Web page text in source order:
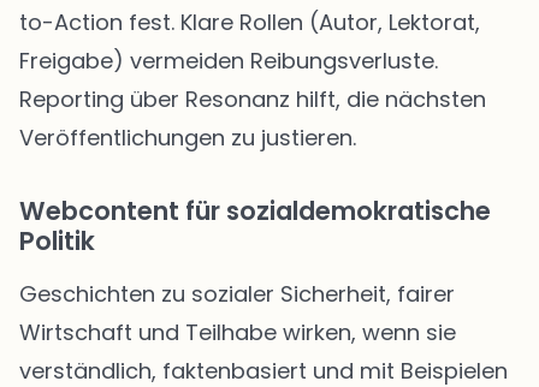
to-Action fest. Klare Rollen (Autor, Lektorat,
Freigabe) vermeiden Reibungsverluste.
Reporting über Resonanz hilft, die nächsten
Veröffentlichungen zu justieren.
Webcontent für sozialdemokratische
Politik
Geschichten zu sozialer Sicherheit, fairer
Wirtschaft und Teilhabe wirken, wenn sie
verständlich, faktenbasiert und mit Beispielen